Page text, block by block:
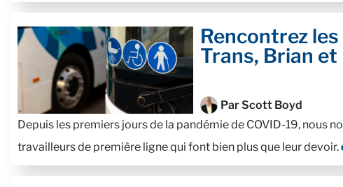
Rencontrez
Trans, Brian et
Par Scott Boyd
Depuis les premiers jours de la pandémie de COVID-19, nous
travailleurs de première ligne qui font bien plus que leur devoir.